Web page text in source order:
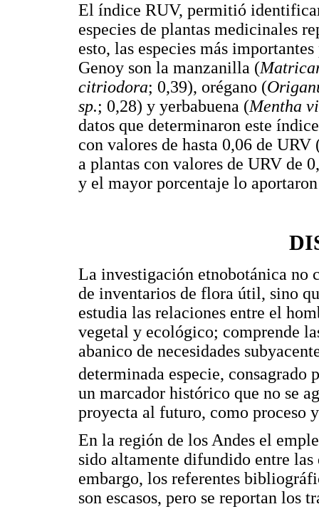
El índice RUV, permitió
especies de plantas medicinales
esto, las especies más
Genoy son la manzanilla (
citriodora; 0,39), orégano (
sp.; 0,28) y yerbabuena (Mentha
datos que determinaron este
con valores de hasta 0,06 de
a plantas con valores de URV de
y el mayor porcentaje lo
La investigación etnobotánica no
de inventarios de flora útil, sino
estudia las relaciones entre el
vegetal y ecológico; comprende
abanico de necesidades
determinada especie,
un marcador histórico que no se
proyecta al futuro, como proceso
En la región de los Andes el
sido altamente difundido entre
embargo, los referentes
son escasos, pero se reportan los